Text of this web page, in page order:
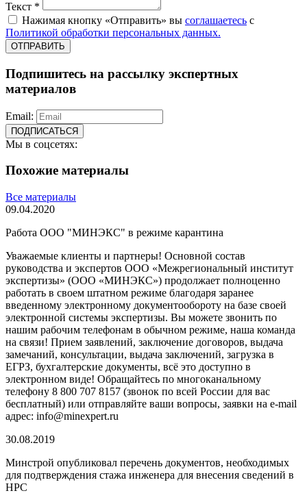
Текст *
Нажимая кнопку «Отправить» вы соглашаетесь с
Политикой обработки персональных данных.
ОТПРАВИТЬ
Подпишитесь на рассылку экспертных
материалов
Email:
ПОДПИСАТЬСЯ
Мы в соцсетях:
Похожие материалы
Все материалы
09.04.2020
Работа ООО "МИНЭКС" в режиме карантина
Уважаемые клиенты и партнеры! Основной состав
руководства и экспертов ООО «Межрегиональный институт
экспертизы» (ООО «МИНЭКС») продолжает полноценно
работать в своем штатном режиме благодаря заранее
введенному электронному документообороту на базе своей
электронной системы экспертизы. Вы можете звонить по
нашим рабочим телефонам в обычном режиме, наша команда
на связи! Прием заявлений, заключение договоров, выдача
замечаний, консультации, выдача заключений, загрузка в
ЕГРЗ, бухгалтерские документы, всё это доступно в
электронном виде! Обращайтесь по многоканальному
телефону 8 800 707 8157 (звонок по всей России для вас
бесплатный) или отправляйте ваши вопросы, заявки на e-mail
адрес: info@minexpert.ru
30.08.2019
Минстрой опубликовал перечень документов, необходимых
для подтверждения стажа инженера для внесения сведений в
НРС